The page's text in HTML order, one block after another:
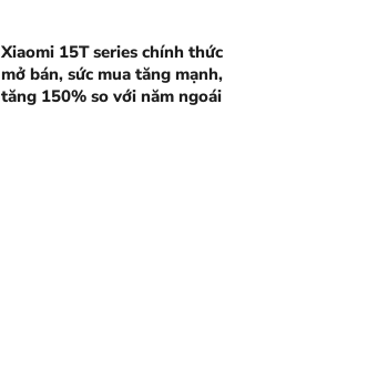
Xiaomi 15T series chính thức
mở bán, sức mua tăng mạnh,
tăng 150% so với năm ngoái